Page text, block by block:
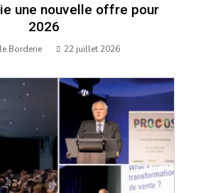
une nouvelle offre pour
2026
Borderie 22 juillet 2026